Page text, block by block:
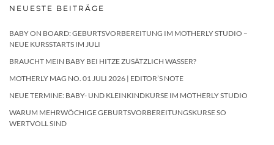
NEUESTE BEITRÄGE
BABY ON BOARD: GEBURTSVORBEREITUNG IM MOTHERLY STUDIO –
NEUE KURSSTARTS IM JULI
BRAUCHT MEIN BABY BEI HITZE ZUSÄTZLICH WASSER?
MOTHERLY MAG NO. 01 JULI 2026 | EDITOR’S NOTE
NEUE TERMINE: BABY- UND KLEINKINDKURSE IM MOTHERLY STUDIO
WARUM MEHRWÖCHIGE GEBURTSVORBEREITUNGSKURSE SO
WERTVOLL SIND